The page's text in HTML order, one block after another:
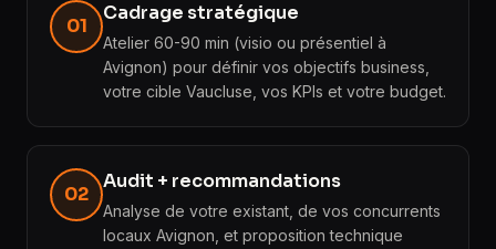
01
Cadrage stratégique
Atelier 60-90 min (visio ou présentiel à
Avignon) pour définir vos objectifs business,
votre cible Vaucluse, vos KPIs et votre budget.
02
Audit + recommandations
Analyse de votre existant, de vos concurrents
locaux Avignon, et proposition technique